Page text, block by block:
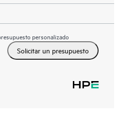
personalizado
Solicitar un presupuesto